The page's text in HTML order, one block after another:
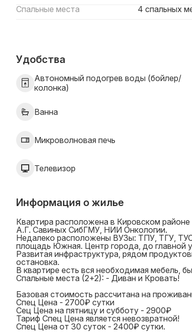
Спальные места
4 спальных
Удобства
Автономный подогрев воды (бойлер/
колонка)
Ванна
Микроволновая печь
Телевизор
Информация о жилье
Квартира расположена в Кировском
А.Г. Савиных СибГМУ, НИИ Онкологии.
Недалеко расположены ВУЗы: ТПУ, ТГУ,
площадь Южная. Центр города, до главной
Развитая инфраструктура, рядом
остановка.
В квартире есть вся необходимая мебель,
Спальные места (2+2): - Диван и Кровать!
Базовая стоимость рассчитана на
Спец Цена - 2700₽ сутки
Сец Цена на пятницу и субботу - 2900₽
Тариф Спец Цена является невозвратной!
Спец Цена от 30 суток - 2400₽ сутки.